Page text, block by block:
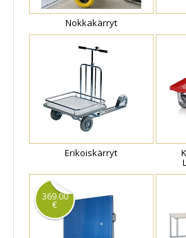
Nokkakärryt
Erikoiskärryt
369.00
€